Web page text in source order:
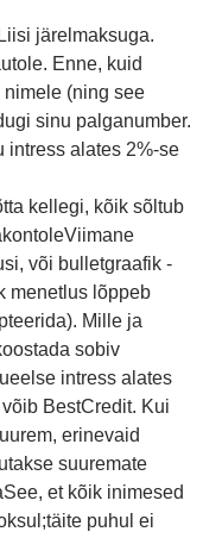
järelmaksuga.
Enne, kuid
(ning see
sinu palganumber.
intress alates 2%-se
kellegi, kõik sõltub
või bulletgraafik -
menetlus lõppeb
Mille ja
sobiv
intress alates
BestCredit. Kui
erinevaid
suuremate
et kõik inimesed
puhul ei